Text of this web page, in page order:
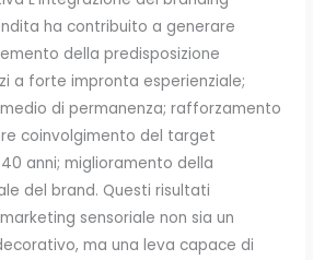
ha contribuito a generare
della predisposizione
a forte impronta esperienziale;
di permanenza; rafforzamento
coinvolgimento del target
anni; miglioramento della
del brand. Questi risultati
sensoriale non sia un
ma una leva capace di